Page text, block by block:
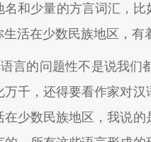
和少量的方言词汇，
活在少数民族地区，
言的问题性不是说我
千，还得要看作家对
少数民族地区，我说